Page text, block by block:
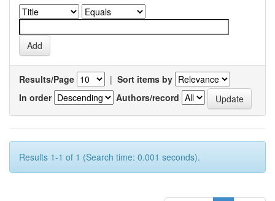
Results/Page | Sort items by
In order
Authors/record
Results 1-1 of 1 (Search time: 0.001 seconds).